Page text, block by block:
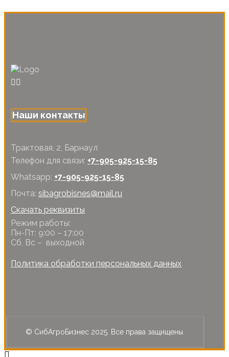
Наши контакты
Трактовая, 2, Барнаул
Телефон для связи: +7-905-925-15-85
Whatsapp: +7-905-925-15-85
Почта: sibagrobisnes@mail.ru
Скачать реквизиты
Режим работы:
Пн-Пт: 9:00 – 17:00
Сб, Вс – выходной
Политика обработки персональных данных
© СибАгроБизнес 2025. Все права защищены.